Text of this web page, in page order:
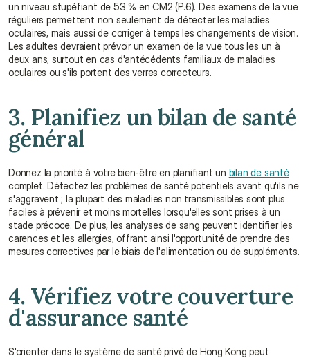
un niveau stupéfiant de 53 % en CM2 (P.6). Des examens de la vue
réguliers permettent non seulement de détecter les maladies
oculaires, mais aussi de corriger à temps les changements de vision.
Les adultes devraient prévoir un examen de la vue tous les un à
deux ans, surtout en cas d'antécédents familiaux de maladies
oculaires ou s'ils portent des verres correcteurs.
3. Planifiez un bilan de santé
général
Donnez la priorité à votre bien-être en planifiant un bilan de santé
complet. Détectez les problèmes de santé potentiels avant qu'ils ne
s'aggravent ; la plupart des maladies non transmissibles sont plus
faciles à prévenir et moins mortelles lorsqu'elles sont prises à un
stade précoce. De plus, les analyses de sang peuvent identifier les
carences et les allergies, offrant ainsi l'opportunité de prendre des
mesures correctives par le biais de l'alimentation ou de suppléments.
4. Vérifiez votre couverture
d'assurance santé
S'orienter dans le système de santé privé de Hong Kong peut